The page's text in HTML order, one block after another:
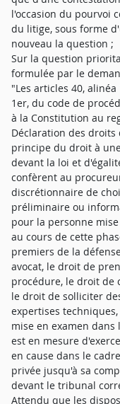
l'occasion du pourvoi
du litige, sous forme
nouveau la question ;
Sur la question
formulée par le
"Les articles 40,
1er, du code de
à la Constitution au
Déclaration des
principe du droit à
devant la loi et
confèrent au
discrétionnaire de
préliminaire ou
pour la personne
au cours de cette
premiers de la
avocat, le droit de
procédure, le droit de
le droit de solliciter
expertises
mise en examen
est en mesure
en cause dans le
privée jusqu'à sa
devant le tribunal
Attendu que les